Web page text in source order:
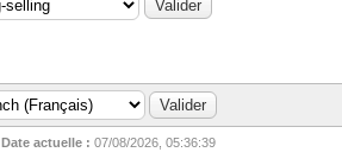
Date actuelle : 07/08/2026, 05:36:39